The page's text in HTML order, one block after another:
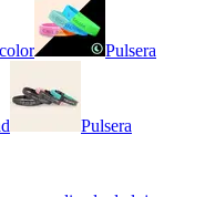
Pulsera
Pulsera